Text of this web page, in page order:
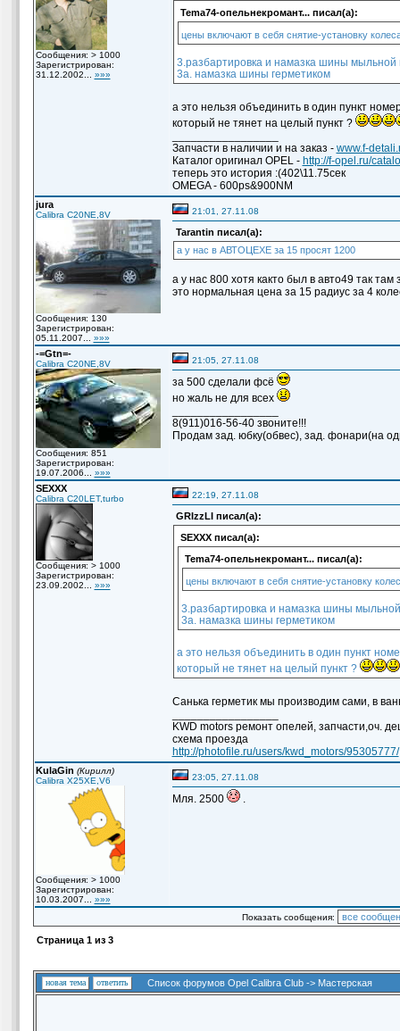
Сообщения: > 1000
Зарегистрирован:
31.12.2002... »»»
Temа74-опельнекромант... писал(а):
цены включают в себя снятие-установку
3.разбартировка и намазка шины мыльной
3а. намазка шины герметиком
а это нельзя объединить в один пункт
который не тянет на целый пункт ?
Запчасти в наличии и на заказ - www.f-
Каталог оригинал OPEL - http://f-opel.ru/
теперь это история :(402\11.75сек
OMEGA - 600ps&900NM
jura
Calibra C20NE,8V
Сообщения: 130
Зарегистрирован:
05.11.2007... »»»
21:01, 27.11.08
Tarantin писал(а):
а у нас в АВТОЦЕХЕ за 15 просят 1200
а у нас 800 хотя както был в авто49 так
это нормальная цена за 15 радиус за 4
-=Gtn=-
Calibra C20NE,8V
Сообщения: 851
Зарегистрирован:
19.07.2006... »»»
21:05, 27.11.08
за 500 сделали фсё
но жаль не для всех
8(911)016-56-40 звоните!!!
Продам зад. юбку(обвес), зад. фонари(на
SEXXX
Calibra C20LET,turbo
Сообщения: > 1000
Зарегистрирован:
23.09.2002... »»»
22:19, 27.11.08
GRIzzLI писал(а):
SEXXX писал(а):
Temа74-опельнекромант... писал(а):
цены включают в себя снятие-установку
3.разбартировка и намазка шины
3а. намазка шины герметиком
а это нельзя объединить в один пункт
который не тянет на целый пункт ?
Санька герметик мы производим сами, в
KWD motors ремонт опелей, запчасти,оч.
схема проезда
http://photofile.ru/users/kwd_motors/95305777/
KulaGin (Кирилл)
Calibra X25XE,V6
Сообщения: > 1000
Зарегистрирован:
10.03.2007... »»»
23:05, 27.11.08
Мля. 2500 .
Показать сообщения:
Страница 1из 3
новая тема ответить Список форумов Opel Calibra Club-> Мастерская